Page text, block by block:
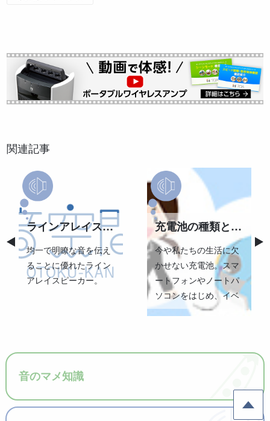
関連記事
ラインアレイスピーカーの「有効距離」について
均一で明瞭な音を伝え
ることに優れたライン
アレイスピーカー。
充電池の種類と特徴
今や私たちの生活に欠
かせない充電池。スマ
ートフォンやノートパ
ソコンをはじめ、イベ
ントや催事、課外活動
ブルワイヤレスアン
ています。
音のマメ知識